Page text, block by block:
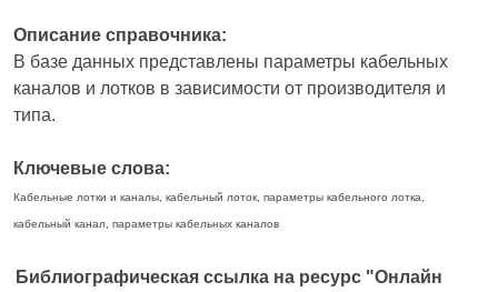
Описание справочника:
В базе данных представлены параметры кабельных
каналов и лотков в зависимости от производителя и
типа.
Ключевые слова:
Кабельные лотки и каналы, кабельный лоток, параметры кабельного лотка,
кабельный канал, параметры кабельных каналов
Библиографическая ссылка на ресурс "Онлайн